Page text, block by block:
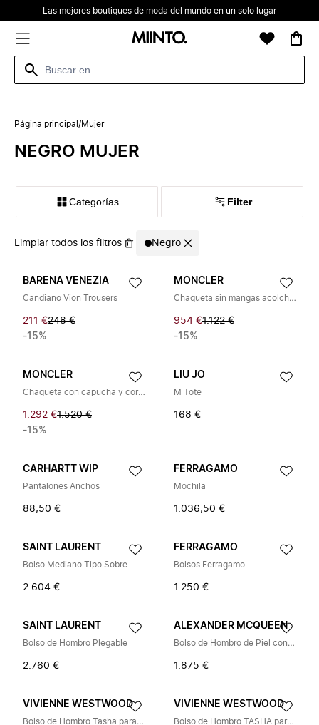
Las mejores boutiques de moda del mundo en un solo lugar
Página principal /Mujer
NEGRO MUJER
Categorías Filter
Limpiar todos los filtros Negro
BARENA VENEZIA
Candiano Vion Trousers
211 €248 €
-15%
MONCLER
Chaqueta sin mangas acolchada
954 €1.122 €
-15%
MONCLER
Chaqueta con capucha y cordón
1.292 €1.520 €
-15%
LIU JO
M Tote
168 €
CARHARTT WIP
Pantalones Anchos
88,50 €
FERRAGAMO
Mochila
1.036,50 €
SAINT LAURENT
Bolso Mediano Tipo Sobre
2.604 €
FERRAGAMO
Bolsos Ferragamo..
1.250 €
SAINT LAURENT
Bolso de Hombro Plegable
2.760 €
ALEXANDER MCQUEEN
Bolso de Hombro de Piel con Cadena Plateada
1.875 €
VIVIENNE WESTWOOD
Bolso de Hombro Tasha para Teléfono
VIVIENNE WESTWOOD
Bolso de Hombro TASHA para Teléfono